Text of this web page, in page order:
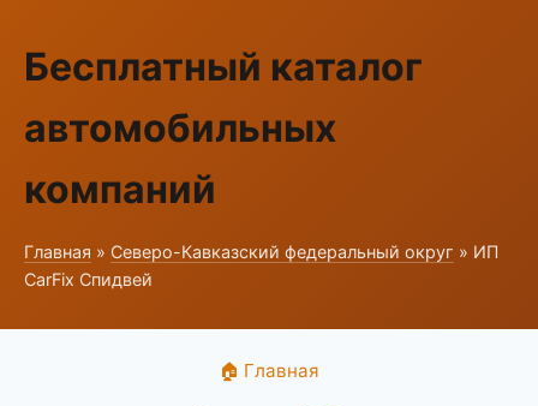
Бесплатный каталог
автомобильных
компаний
Главная » Северо-Кавказский федеральный округ » ИП
CarFix Спидвей
🏠 Главная